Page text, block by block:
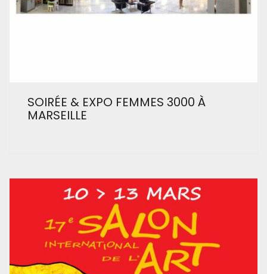
SOIRÉE & EXPO FEMMES 3000 À
MARSEILLE